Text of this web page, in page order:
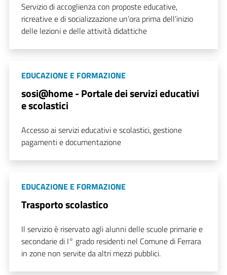
Servizio di accoglienza con proposte educative,
ricreative e di socializzazione un’ora prima dell’inizio
delle lezioni e delle attività didattiche
EDUCAZIONE E FORMAZIONE
sosi@home - Portale dei servizi educativi
e scolastici
Accesso ai servizi educativi e scolastici, gestione
pagamenti e documentazione
EDUCAZIONE E FORMAZIONE
Trasporto scolastico
Il servizio è riservato agli alunni delle scuole primarie e
secondarie di I° grado residenti nel Comune di Ferrara
in zone non servite da altri mezzi pubblici.